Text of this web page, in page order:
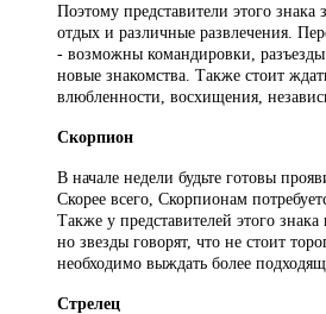
Поэтому представители этого знака
отдых и различные развлечения.
- возможны командировки,
новые знакомства. Также стоит
влюбленности, восхищения,
Скорпион
В начале недели будьте готовы
Скорее всего, Скорпионам
Также у представителей этого знака
но звезды говорят, что не стоит
необходимо выждать более
Стрелец